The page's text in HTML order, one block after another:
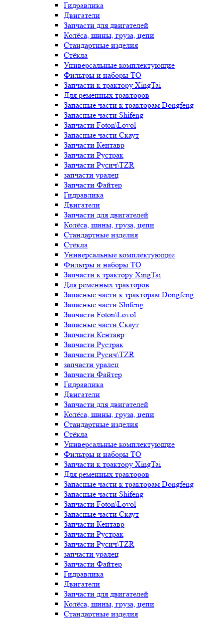
Гидравлика
Двигатели
Запчасти для двигателей
Колёса, шины, груза, цепи
Стандартные изделия
Стёкла
Универсальные комплектующие
Фильтры и наборы ТО
Запчасти к трактору XingTai
Для ременных тракторов
Запасные части к тракторам Dongfeng
Запасные части Shifeng
Запчасти Foton\Lovol
Запасные части Скаут
Запчасти Кентавр
Запчасти Рустрак
Запчасти Русич\TZR
запчасти уралец
Запчасти Файтер
Гидравлика
Двигатели
Запчасти для двигателей
Колёса, шины, груза, цепи
Стандартные изделия
Стёкла
Универсальные комплектующие
Фильтры и наборы ТО
Запчасти к трактору XingTai
Для ременных тракторов
Запасные части к тракторам Dongfeng
Запасные части Shifeng
Запчасти Foton\Lovol
Запасные части Скаут
Запчасти Кентавр
Запчасти Рустрак
Запчасти Русич\TZR
запчасти уралец
Запчасти Файтер
Гидравлика
Двигатели
Запчасти для двигателей
Колёса, шины, груза, цепи
Стандартные изделия
Стёкла
Универсальные комплектующие
Фильтры и наборы ТО
Запчасти к трактору XingTai
Для ременных тракторов
Запасные части к тракторам Dongfeng
Запасные части Shifeng
Запчасти Foton\Lovol
Запасные части Скаут
Запчасти Кентавр
Запчасти Рустрак
Запчасти Русич\TZR
запчасти уралец
Запчасти Файтер
Гидравлика
Двигатели
Запчасти для двигателей
Колёса, шины, груза, цепи
Стандартные изделия